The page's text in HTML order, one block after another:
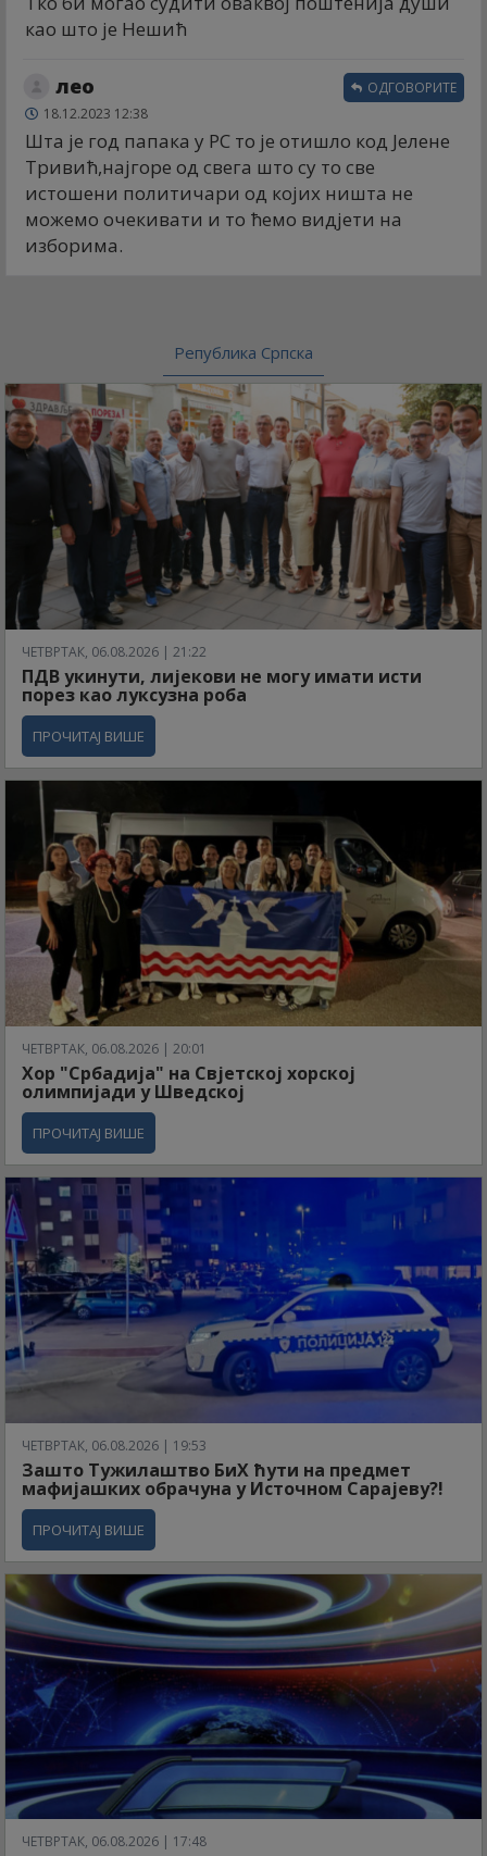
као што је Нешић
лео
18.12.2023 12:38
Шта је год папака у РС то је отишло код Јелене
Тривић,најгоре од свега што су то све
истошени политичари од којих ништа не
можемо очекивати и то ћемо видјети на
изборима.
ОДГОВОРИТЕ
Република Српска
ЧЕТВРТАК, 06.08.2026 | 21:22
ПДВ укинути, лијекови не могу имати исти
порез као луксузна роба
ПРОЧИТАЈ ВИШЕ
ЧЕТВРТАК, 06.08.2026 | 20:01
Хор "Србадија" на Свјетској хорској
олимпијади у Шведској
ПРОЧИТАЈ ВИШЕ
ЧЕТВРТАК, 06.08.2026 | 19:53
Зашто Тужилаштво БиХ ћути на предмет
мафијашких обрачуна у Источном Сарајеву?!
ПРОЧИТАЈ ВИШЕ
ЧЕТВРТАК, 06.08.2026 | 17:48